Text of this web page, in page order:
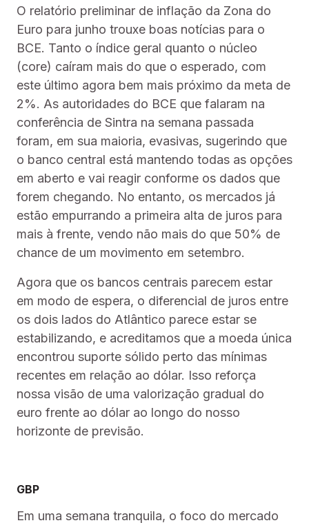
O relatório preliminar de inflação da Zona do
Euro para junho trouxe boas notícias para o
BCE. Tanto o índice geral quanto o núcleo
(core) caíram mais do que o esperado, com
este último agora bem mais próximo da meta de
2%. As autoridades do BCE que falaram na
conferência de Sintra na semana passada
foram, em sua maioria, evasivas, sugerindo que
o banco central está mantendo todas as opções
em aberto e vai reagir conforme os dados que
forem chegando. No entanto, os mercados já
estão empurrando a primeira alta de juros para
mais à frente, vendo não mais do que 50% de
chance de um movimento em setembro.
Agora que os bancos centrais parecem estar
em modo de espera, o diferencial de juros entre
os dois lados do Atlântico parece estar se
estabilizando, e acreditamos que a moeda única
encontrou suporte sólido perto das mínimas
recentes em relação ao dólar. Isso reforça
nossa visão de uma valorização gradual do
euro frente ao dólar ao longo do nosso
horizonte de previsão.
GBP
Em uma semana tranquila, o foco do mercado